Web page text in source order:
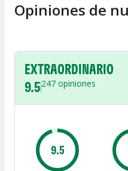
Opiniones de
EXTRAORDINARIO
9.5247 opiniones
9.5